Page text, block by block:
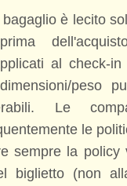
è lecito
al check-
peso
Le
le
sempre la policy
biglietto (non